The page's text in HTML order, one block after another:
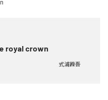
royal crown
式浦躁吾